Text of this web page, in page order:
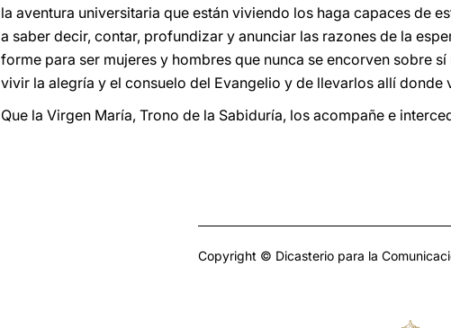
la aventura universitaria que están viviendo los haga capaces de
a saber decir, contar, profundizar y anunciar las razones de la
forme para ser mujeres y hombres que nunca se encorven sobre
vivir la alegría y el consuelo del Evangelio y de llevarlos allí donde
Que la Virgen María, Trono de la Sabiduría, los acompañe e
Copyright © Dicasterio para la